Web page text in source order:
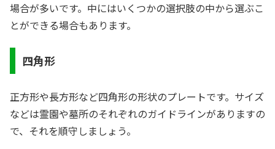
場合が多いです。中にはいくつかの選択肢の中から選ぶこ
とができる場合もあります。
四角形
正方形や長方形など四角形の形状のプレートです。サイズ
などは霊園や墓所のそれぞれのガイドラインがありますの
で、それを順守しましょう。